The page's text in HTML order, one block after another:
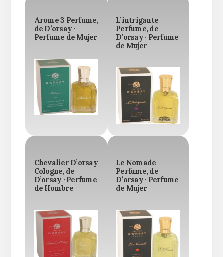
Arome 3 Perfume,
de D’orsay ·
Perfume de Mujer
L’intrigante
Perfume, de
D’orsay · Perfume
de Mujer
Chevalier D’orsay
Cologne, de
D’orsay · Perfume
de Hombre
Le Nomade
Perfume, de
D’orsay · Perfume
de Mujer